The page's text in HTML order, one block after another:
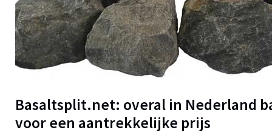
Basaltsplit.net: overal in Nederland
voor een aantrekkelijke prijs